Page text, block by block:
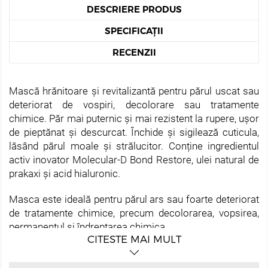
DESCRIERE PRODUS
SPECIFICAȚII
RECENZII
Mască hrănitoare și revitalizantă pentru părul uscat sau
deteriorat de vospiri, decolorare sau tratamente
chimice. Păr mai puternic și mai rezistent la rupere, ușor
de pieptănat și descurcat. Închide și sigilează cuticula,
lăsând părul moale și strălucitor. Conține ingredientul
activ inovator Molecular-D Bond Restore, ulei natural de
prakaxi și acid hialuronic.
Masca este ideală pentru părul ars sau foarte deteriorat
de tratamente chimice, precum decolorarea, vopsirea,
permanentul și îndreptarea chimica.
Ideală pentru părul greu de pieptănat, care se rupe ușor,
indicând o pierdere a structurii interne și deteriorarea
CITESTE MAI MULT